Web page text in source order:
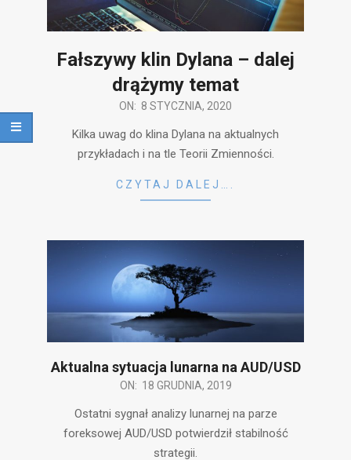
Fałszywy klin Dylana – dalej
drążymy temat
ON: 8 STYCZNIA, 2020
Kilka uwag do klina Dylana na aktualnych
przykładach i na tle Teorii Zmienności.
CZYTAJ DALEJ….
Aktualna sytuacja lunarna na AUD/USD
ON: 18 GRUDNIA, 2019
Ostatni sygnał analizy lunarnej na parze
foreksowej AUD/USD potwierdził stabilność
strategii.